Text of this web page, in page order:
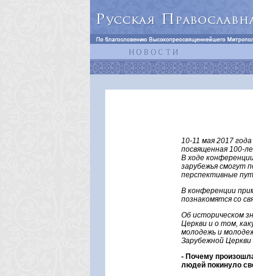
10-11 мая 2017
посвященная 100-
В ходе
зарубежья смогут
перспективные
В конференции
познакомятся со
Об историческом
Церкви и о том,
молодежь и
Зарубежной
- Почему
людей покинуло